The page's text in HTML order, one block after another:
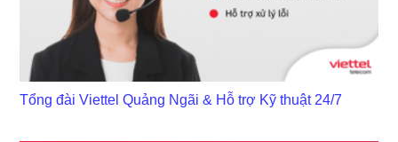
Tổng đài Viettel Quảng Ngãi & Hỗ trợ Kỹ thuật 24/7